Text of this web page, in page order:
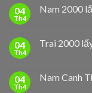
04
Th4
Nam 2000
04
Th4
Trai 2000
04
Th4
Nam Canh